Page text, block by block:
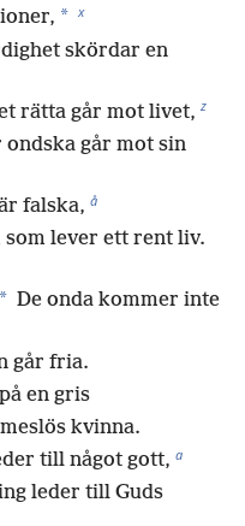
* x
skördar en
rätta går mot livet, z
ondska går mot sin
falska, å
lever ett rent liv.
* De onda kommer inte
går fria.
en gris
kvinna.
till något gott, a
leder till Guds